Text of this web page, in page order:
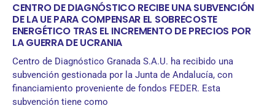
CENTRO DE DIAGNÓSTICO RECIBE UNA SUBVENCIÓN
DE LA UE PARA COMPENSAR EL SOBRECOSTE
ENERGÉTICO TRAS EL INCREMENTO DE PRECIOS POR
LA GUERRA DE UCRANIA
Centro de Diagnóstico Granada S.A.U. ha recibido una
subvención gestionada por la Junta de Andalucía, con
financiamiento proveniente de fondos FEDER. Esta
subvención tiene como